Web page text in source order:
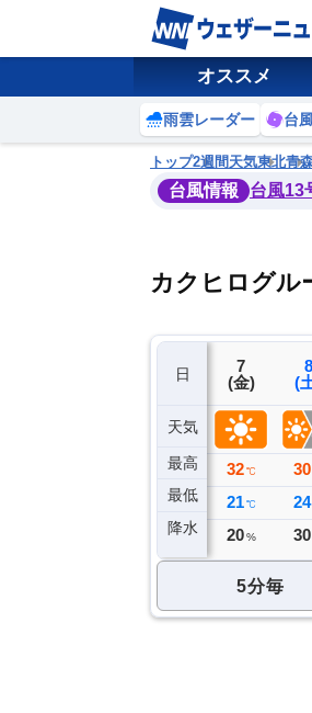
オススメ
雨雲レーダー 台
トップ2週間天気東北青
台風情報 台風13
カクヒログル
日
天気
最高
最低
降水
6
(木)
28℃
20℃
ミリ
7
(金)
32 ℃
21 ℃
20 %
8
(
30
24
30
5分毎